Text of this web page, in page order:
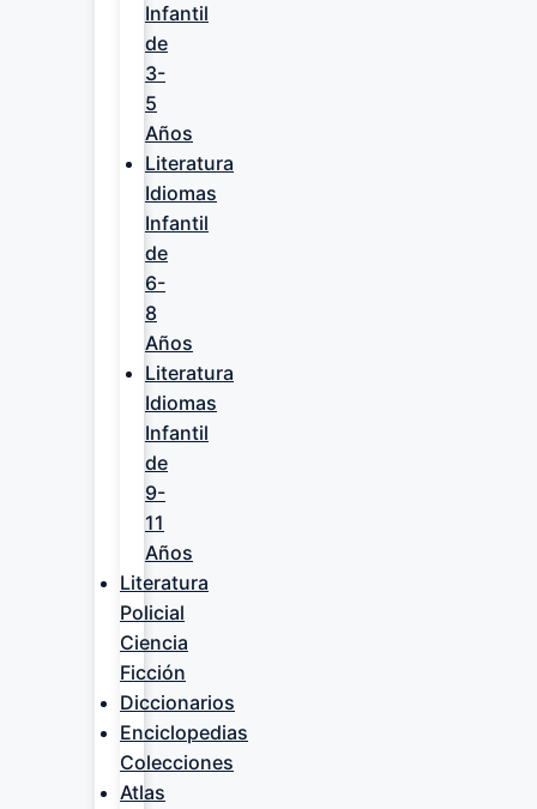
Infantil
de
3-
5
Años
Literatura
Idiomas
Infantil
de
6-
8
Años
Literatura
Idiomas
Infantil
de
9-
11
Años
Literatura
Policial
Ciencia
Ficción
Diccionarios
Enciclopedias
Colecciones
Atlas